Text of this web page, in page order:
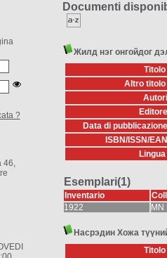
Documenti
Жилд нэг онгойдог
Titolo
Altro titolo
Data di
ISBN/ISSN/
Lingua
Esemplari(1)
Inventario
1922
MN
Насрэдин Хожа
Titolo
?
46,